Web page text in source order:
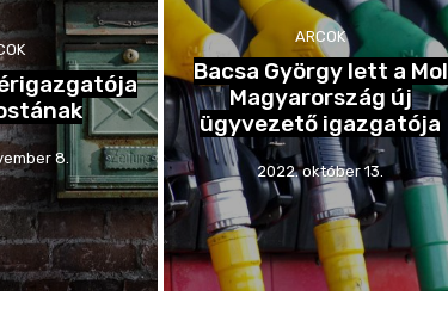
8.
ARCOK
Bacsa György lett a Mol
Magyarország új
ügyvezető igazgatója
2022. október 13.